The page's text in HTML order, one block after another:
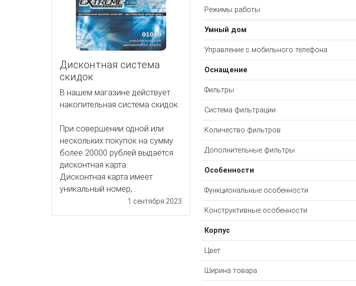
Дисконтная система
скидок
В нашем магазине действует
накопительная система скидок.
При совершении одной или
нескольких покупок на сумму
более 20000 рублей выдаётся
дисконтная карта.
Дисконтная карта имеет
уникальный номер,...
1 сентября 2023
Режимы работы
Умный дом
Управление с мобильного телефона
Оснащение
Фильтры
Система фильтрации
Количество фильтров
Дополнительные фильтры
Особенности
Функциональные особенности
Конструктивные особенности
Корпус
Цвет
Ширина товара